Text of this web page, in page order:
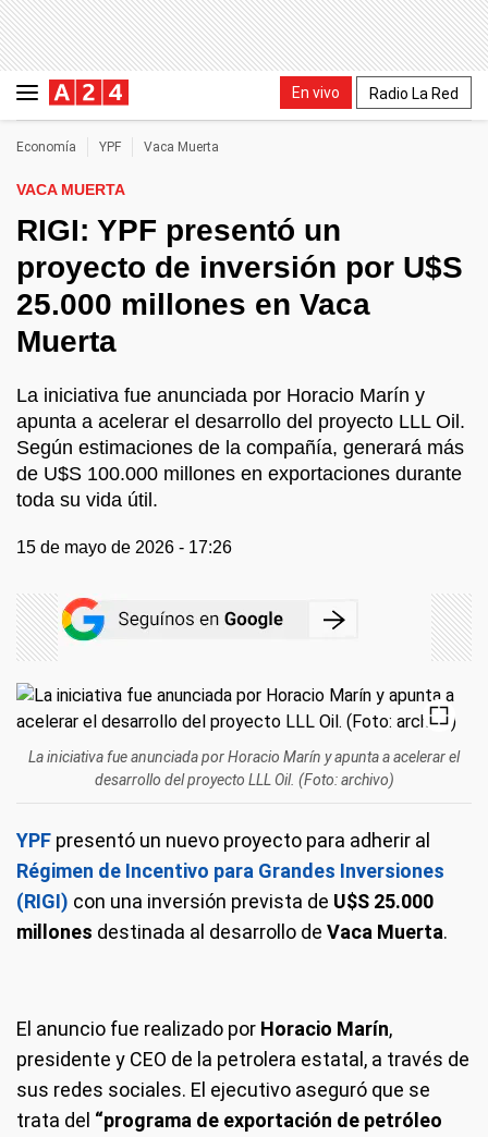
En vivo Radio La Red
Economía YPF Vaca Muerta
VACA MUERTA
RIGI: YPF presentó un
proyecto de inversión por U$S
25.000 millones en Vaca
Muerta
La iniciativa fue anunciada por Horacio Marín y
apunta a acelerar el desarrollo del proyecto LLL Oil.
Según estimaciones de la compañía, generará más
de U$S 100.000 millones en exportaciones durante
toda su vida útil.
15 de mayo de 2026 - 17:26
La iniciativa fue anunciada por Horacio Marín y apunta a acelerar el
desarrollo del proyecto LLL Oil. (Foto: archivo)
YPF presentó un nuevo proyecto para adherir al
Régimen de Incentivo para Grandes Inversiones
(RIGI) con una inversión prevista de U$S 25.000
millones destinada al desarrollo de Vaca Muerta.
El anuncio fue realizado por Horacio Marín,
presidente y CEO de la petrolera estatal, a través de
sus redes sociales. El ejecutivo aseguró que se
trata del “programa de exportación de petróleo